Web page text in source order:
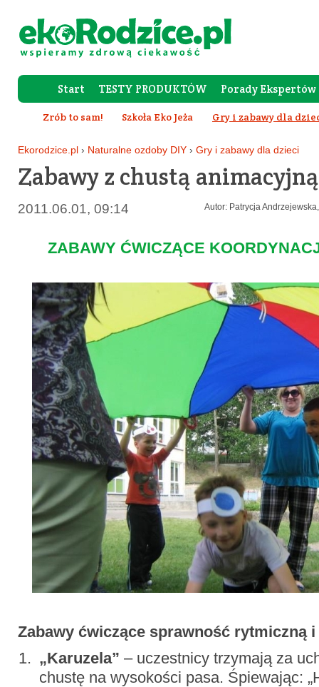
Start TESTY PRODUKTÓW Porady Ekspertów
Forum
Zrób to sam! Szkoła Eko Jeża Gry i zabawy dla
Ekorodzice.pl › Naturalne ozdoby DIY › Gry i zabawy dla dzieci
Zabawy z chustą animacyjną
Autor: Patrycja
2011.06.01, 09:14
ZABAWY ĆWICZĄCE
Zabawy ćwiczące sprawność rytmiczną
„Karuzela” – uczestnicy trzymają za
chustę na wysokości pasa. Śpiewając: